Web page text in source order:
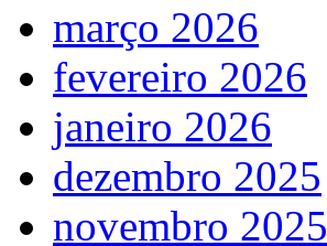
março 2026
fevereiro 2026
janeiro 2026
dezembro 2025
novembro 2025